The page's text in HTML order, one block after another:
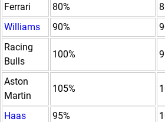
Ferrari
80%
Williams
90%
Racing
Bulls
100%
Aston
Martin
105%
Haas 95%